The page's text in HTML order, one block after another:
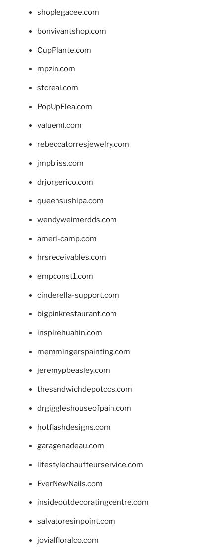
shoplegacee.com
bonvivantshop.com
CupPlante.com
mpzin.com
stcreal.com
PopUpFlea.com
valueml.com
rebeccatorresjewelry.com
jmpbliss.com
drjorgerico.com
queensushipa.com
wendyweimerdds.com
ameri-camp.com
hrsreceivables.com
empconst1.com
cinderella-support.com
bigpinkrestaurant.com
inspirehuahin.com
memmingerspainting.com
jeremypbeasley.com
thesandwichdepotcos.com
drgiggleshouseofpain.com
hotflashdesigns.com
garagenadeau.com
lifestylechauffeurservice.com
EverNewNails.com
insideoutdecoratingcentre.com
salvatoresinpoint.com
jovialfloralco.com